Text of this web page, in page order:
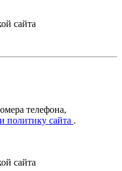
сайта
телефона,
политику сайта .
сайта